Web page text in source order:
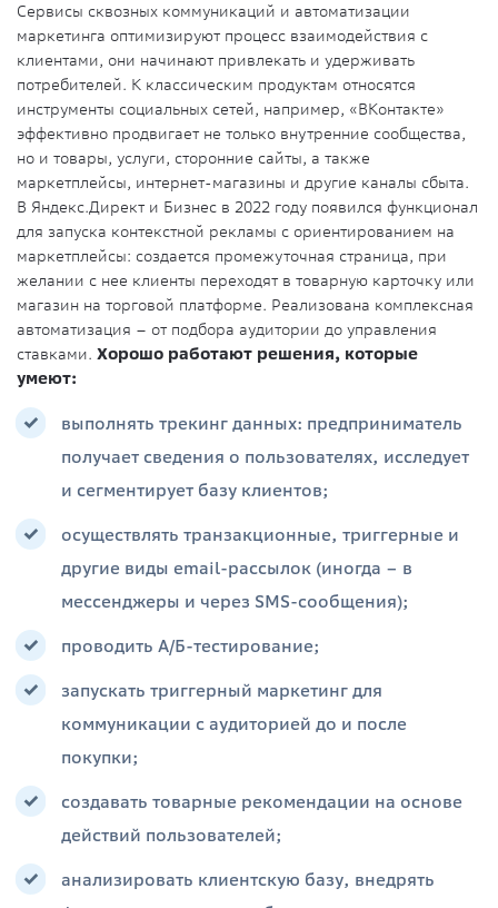
Сервисы сквозных коммуникаций и автоматизации
маркетинга оптимизируют процесс взаимодействия с
клиентами, они начинают привлекать и удерживать
потребителей. К классическим продуктам относятся
инструменты социальных сетей, например, «ВКонтакте»
эффективно продвигает не только внутренние сообщества,
но и товары, услуги, сторонние сайты, а также
маркетплейсы, интернет-магазины и другие каналы сбыта.
В Яндекс.Директ и Бизнес в 2022 году появился функционал
для запуска контекстной рекламы с ориентированием на
маркетплейсы: создается промежуточная страница, при
желании с нее клиенты переходят в товарную карточку или
магазин на торговой платформе. Реализована комплексная
автоматизация – от подбора аудитории до управления
ставками. Хорошо работают решения, которые
умеют:
выполнять трекинг данных: предприниматель
получает сведения о пользователях, исследует
и сегментирует базу клиентов;
осуществлять транзакционные, триггерные и
другие виды email-рассылок (иногда – в
мессенджеры и через SMS-сообщения);
проводить А/Б-тестирование;
запускать триггерный маркетинг для
коммуникации с аудиторией до и после
покупки;
создавать товарные рекомендации на основе
действий пользователей;
анализировать клиентскую базу, внедрять